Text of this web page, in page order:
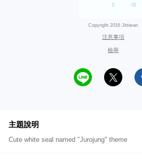
Copyright 2016 Jittiwan
注意事項
檢舉
主題說明
Cute white seal named "Jurojung" theme